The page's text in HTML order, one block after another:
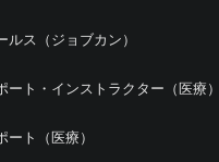
ルス（ジョブカン）
ート・インストラクター（医療）
ート（医療）